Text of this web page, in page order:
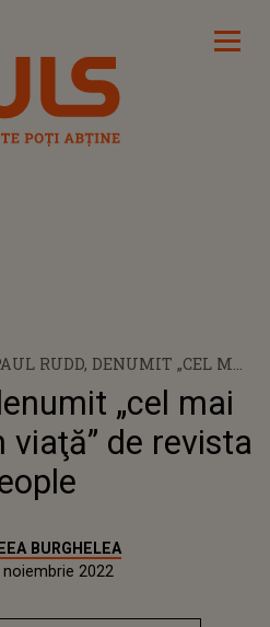
RUDD, DENUMIT „CEL MAI
BĂRBAT ÎN VIAŢĂ” DE
PEOPLE„cel mai
viaţă” de revista
BURGHELEA
noiembrie 2022